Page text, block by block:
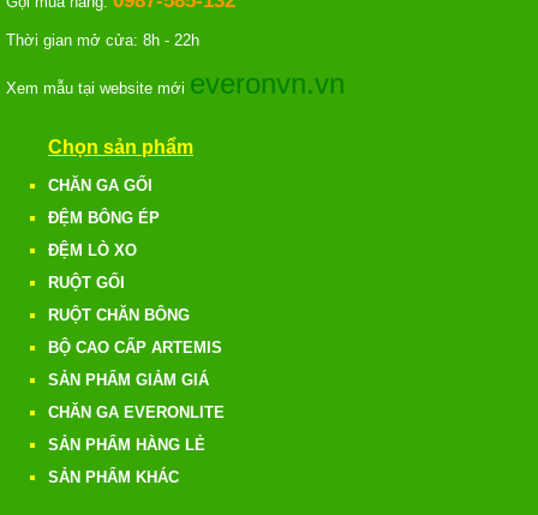
Thời gian mở cửa: 8h - 22h
Xem mẫu tại website mới everonvn.vn
Chọn sản phẩm
CHĂN GA GỐI
ĐỆM BÔNG ÉP
ĐỆM LÒ XO
RUỘT GỐI
RUỘT CHĂN BÔNG
BỘ CAO CẤP ARTEMIS
SẢN PHẨM GIẢM GIÁ
CHĂN GA EVERONLITE
SẢN PHẨM HÀNG LẺ
SẢN PHẨM KHÁC